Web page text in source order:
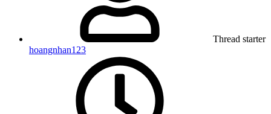
Thread starter
hoangnhan123